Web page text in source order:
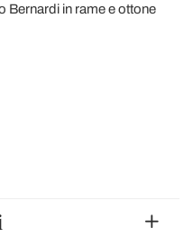
Bernardi in rame e ottone